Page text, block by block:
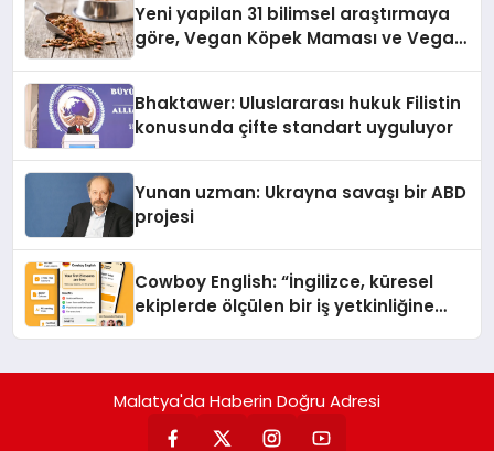
Yeni yapilan 31 bilimsel araştırmaya
göre, Vegan Köpek Maması ve Vegan
Bhaktawer: Uluslararası hukuk Filistin
konusunda çifte standart uyguluyor
Yunan uzman: Ukrayna savaşı bir ABD
projesi
Cowboy English: “İngilizce, küresel
ekiplerde ölçülen bir iş yetkinliğine
Malatya'da Haberin Doğru Adresi